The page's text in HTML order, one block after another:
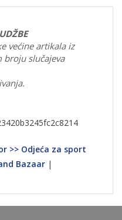
većine artikala iz
broju slučajeva
>> Odjeća za sport
Bazaar |